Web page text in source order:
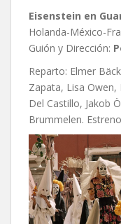
Eisenstein en
Holanda-México-
Guión y Dirección:
Reparto: Elmer
Zapata, Lisa Owen,
Del Castillo, Jakob
Brummelen.